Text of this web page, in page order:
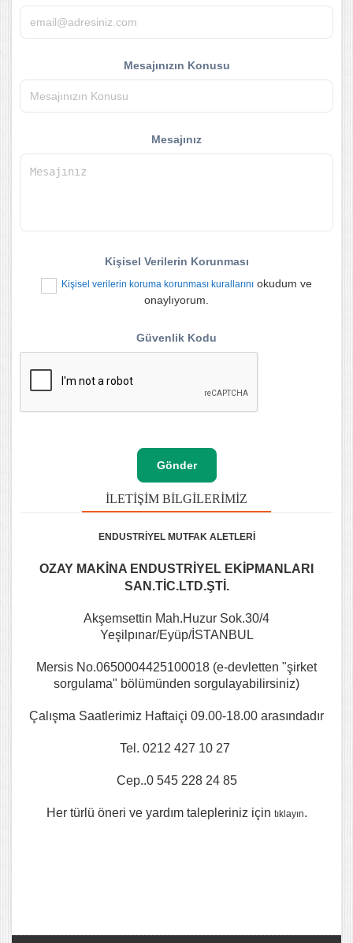
Mesajınızın Konusu
Mesajınız
Kişisel Verilerin Korunması
Kişisel verilerin koruma korunması kurallarını okudum ve
onaylıyorum.
Güvenlik Kodu
İLETIŞIM BILGILERIMIZ
ENDUSTRİYEL MUTFAK ALETLERİ
OZAY MAKİNA ENDUSTRİYEL EKİPMANLARI
SAN.TİC.LTD.ŞTİ.
Akşemsettin Mah.Huzur Sok.30/4
Yeşilpınar/Eyüp/İSTANBUL
Mersis No.0650004425100018 (e-devletten "şirket
sorgulama" bölümünden sorgulayabilirsiniz)
Çalışma Saatlerimiz Haftaiçi 09.00-18.00 arasındadır
Tel. 0212 427 10 27
Cep..0 545 228 24 85
Her türlü öneri ve yardım talepleriniz için tıklayın.